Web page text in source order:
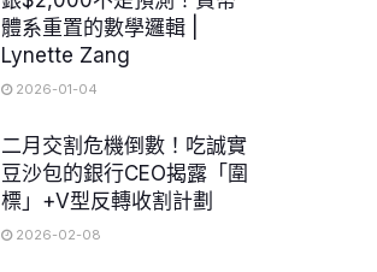
體系重置的數學邏輯 |
Lynette Zang
2026-01-04
二月交割危機倒數！吃誠實
豆沙包的銀行CEO揭露「圍
標」+V型反轉收割計劃
2026-02-08